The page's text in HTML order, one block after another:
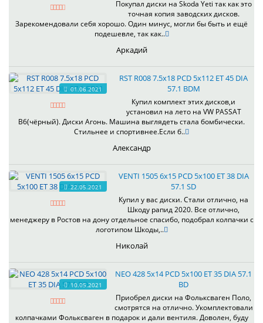
Покупал диски на Skoda Yeti так как это
точная копия заводских дисков.
Зарекомендовали себя хорошо. Один минус, могли бы быть и ещё
подешевле, так как..
Аркадий
01.06.2021
RST R008 7.5x18 PCD 5x112 ET 45 DIA
57.1 BDM
Купил комплект этих дисков,и
установил на лето на VW PASSAT
B6(чёрный). Диски Агонь. Машина выглядеть стала бомбически.
Стильнее и спортивнее.Если б..
Александр
22.05.2021
VENTI 1505 6x15 PCD 5x100 ET 38 DIA
57.1 SD
Купил у вас диски. Стали отлично, на
Шкоду рапид 2020. Все отлично,
менеджеру в Ростов на дону отдельное спасибо, подобрал колпачки с
логотипом Шкоды,..
Николай
10.05.2021
NEO 428 5x14 PCD 5x100 ET 35 DIA 57.1
BD
Приобрел диски на Фольксваген Поло,
смотрятся на отлично. Укомплектовали
колпачками Фольксваген в подарок и дали вентиля. Доволен, буду